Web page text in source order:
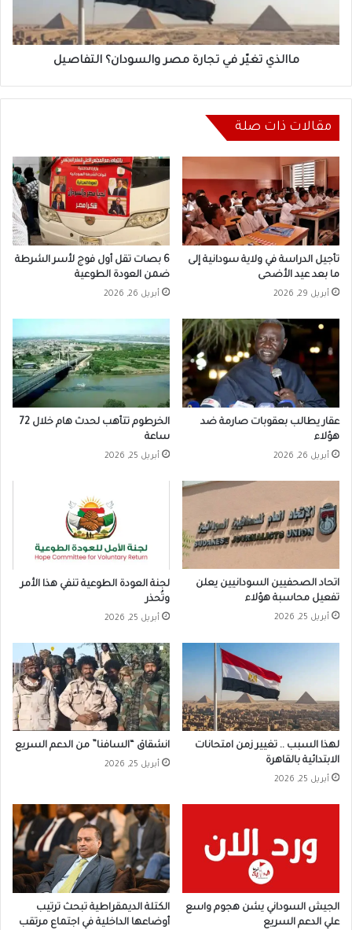
ماالذي تغيّر في تجارة مصر والسودان؟ التفاصيل
مقالات ذات صلة
تأجيل الدراسة في ولاية سودانية إلى
ما بعد عيد الأضحى
أبريل 29, 2026
6 بصات تقل أول فوج لأسر الشرطة
ضمن العودة الطوعية
أبريل 26, 2026
عقار يطالب بعقوبات صارمة ضد
هؤلاء
أبريل 26, 2026
الخرطوم تتأهب لحدث هام خلال 72
ساعة
أبريل 25, 2026
اتحاد الصحفيين السودانيين يعلن
تفعيل محاسبة هؤلاء
أبريل 25, 2026
لجنة العودة الطوعية تنفي هذا الأمر
وتُحذر
أبريل 25, 2026
لهذا السبب .. تغيير زمن امتحانات
الابتدائية بالقاهرة
أبريل 25, 2026
انشقاق “السافنا” من الدعم السريع
أبريل 25, 2026
الجيش السوداني يشن هجوم واسع
علي الدعم السريع
الكتلة الديمقراطية تبحث ترتيب
أوضاعها الداخلية في اجتماع مرتقب